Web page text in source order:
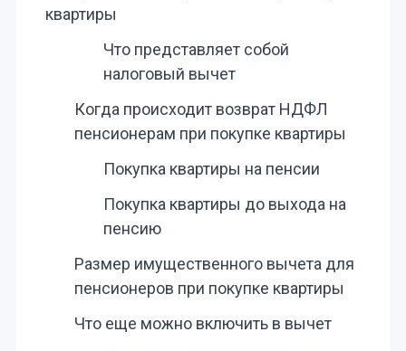
квартиры
Что представляет собой
налоговый вычет
Когда происходит возврат НДФЛ
пенсионерам при покупке квартиры
Покупка квартиры на пенсии
Покупка квартиры до выхода на
пенсию
Размер имущественного вычета для
пенсионеров при покупке квартиры
Что еще можно включить в вычет